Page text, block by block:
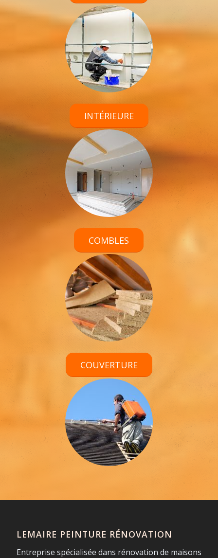
INTÉRIEURE
COMBLES
COUVERTURE
LEMAIRE PEINTURE RÉNOVATION
Entreprise spécialisée dans rénovation de maisons